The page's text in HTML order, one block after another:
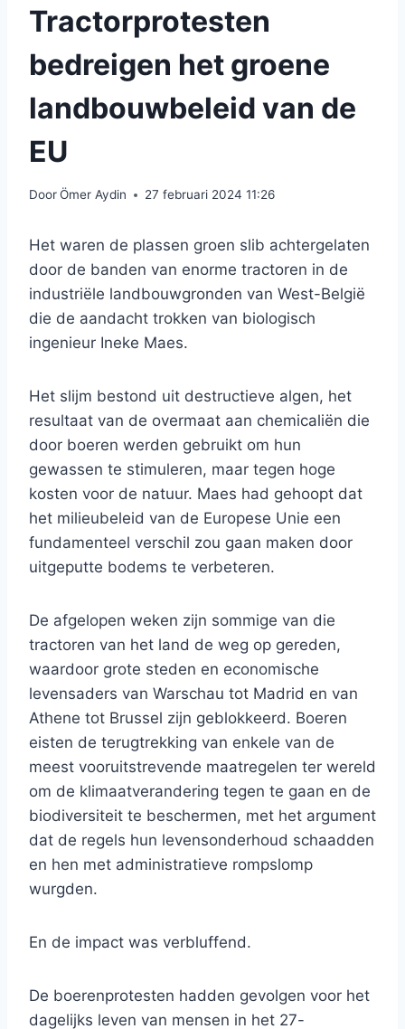
Tractorprotesten
bedreigen het groene
landbouwbeleid van de
EU
DoorÖmer Aydin 27 februari 2024 11:26
Het waren de plassen groen slib achtergelaten
door de banden van enorme tractoren in de
industriële landbouwgronden van West-België
die de aandacht trokken van biologisch
ingenieur Ineke Maes.
Het slijm bestond uit destructieve algen, het
resultaat van de overmaat aan chemicaliën die
door boeren werden gebruikt om hun
gewassen te stimuleren, maar tegen hoge
kosten voor de natuur. Maes had gehoopt dat
het milieubeleid van de Europese Unie een
fundamenteel verschil zou gaan maken door
uitgeputte bodems te verbeteren.
De afgelopen weken zijn sommige van die
tractoren van het land de weg op gereden,
waardoor grote steden en economische
levensaders van Warschau tot Madrid en van
Athene tot Brussel zijn geblokkeerd. Boeren
eisten de terugtrekking van enkele van de
meest vooruitstrevende maatregelen ter wereld
om de klimaatverandering tegen te gaan en de
biodiversiteit te beschermen, met het argument
dat de regels hun levensonderhoud schaadden
en hen met administratieve rompslomp
wurgden.
En de impact was verbluffend.
De boerenprotesten hadden gevolgen voor het
dagelijks leven van mensen in het 27-